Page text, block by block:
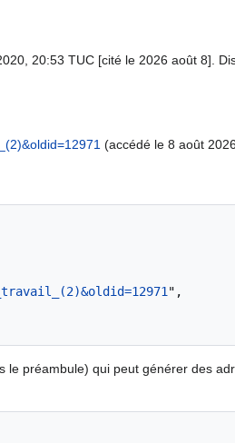
20:53 TUC [cité le 2026 août 8].
(accédé le 8 août
",
le préambule) qui peut générer des